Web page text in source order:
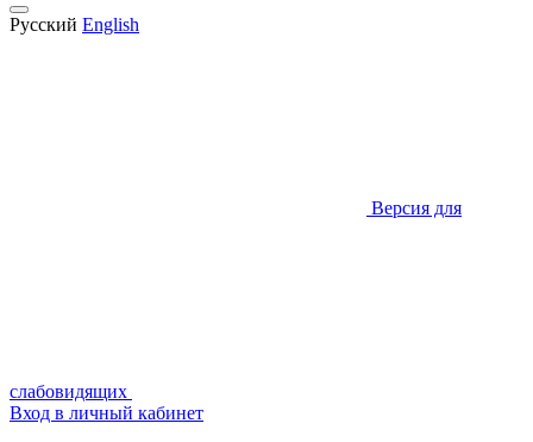
Русский English
Версия для
слабовидящих
Вход в личный кабинет